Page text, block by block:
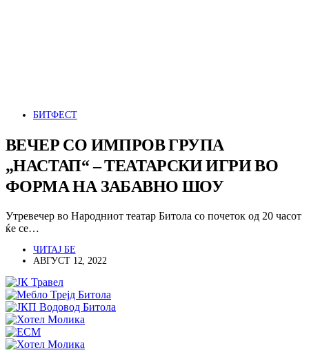
БИТФЕСТ
ВЕЧЕР СО ИМПРОВ ГРУПА
„НАСТАП“ – ТЕАТАРСКИ ИГРИ ВО
ФОРМА НА ЗАБАВНО ШОУ
Утревечер во Народниот театар Битола со почеток од 20 часот
ќе се…
ЧИТАЈ БЕ
АВГУСТ 12, 2022